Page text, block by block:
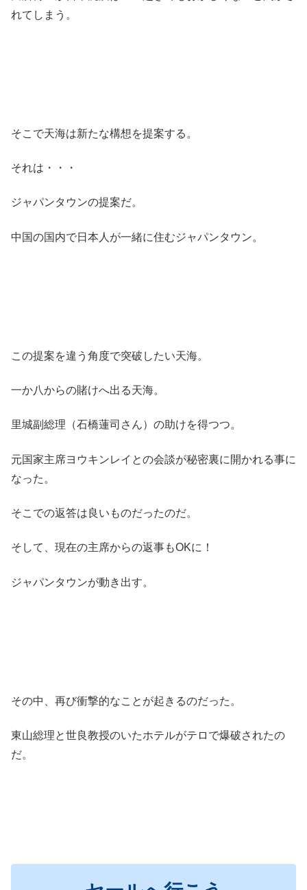
れてしまう。
そこで天海は新たな構想を提案する。
それは・・・
ジャパンタウンの提案だ。
中国の国内で日本人が一緒に住むジャパンタウン。
この提案を違う角度で突破したい天海。
一か八からの賭けへ出る天海。
里城副総理（石橋蓮司さん）の助けを得つつ。
元国家主席ヨウキンレイとの会談が秘密裏に開かれる事に
なった。
そこでの返答は良いものだったのだ。
そして、現在の主席からの返事もOKに！
ジャパンタウンが動き出す。
その中、再び衝撃的なことが起きるのだった。
東山総理と世良教授のいたホテルがテロで爆破されたの
だ。